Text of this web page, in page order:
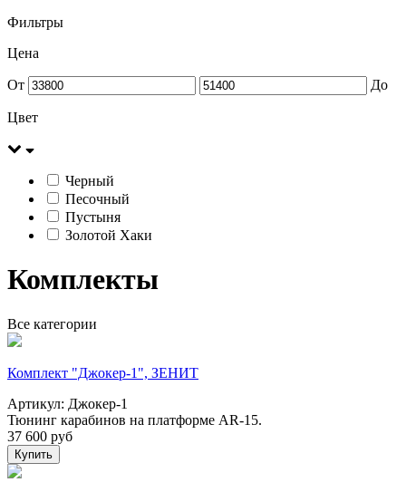
Фильтры
Цена
От До
Цвет
Черный
Песочный
Пустыня
Золотой Хаки
Комплекты
Все категории
Комплект "Джокер-1", ЗЕНИТ
Артикул: Джокер-1
Тюнинг карабинов на платформе AR-15.
37 600 руб
Купить